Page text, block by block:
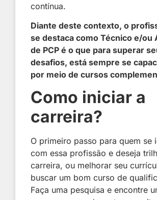
contínua.
Diante deste contexto, o
se destaca como Técnico e/ou
de PCP é o que para superar
desafios, está sempre se
por meio de cursos
Como iniciar a
carreira?
O primeiro passo para quem se
com essa profissão e deseja
carreira, ou melhorar seu
buscar um bom curso de
Faça uma pesquisa e encontre